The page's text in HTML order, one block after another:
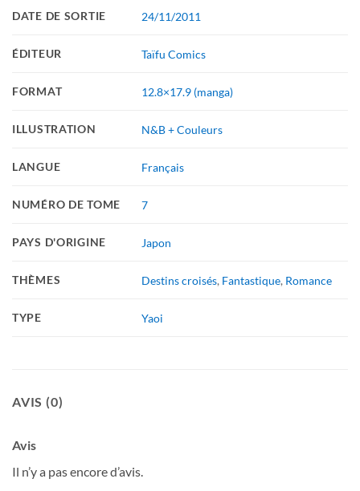
DATE DE SORTIE 24/11/2011
ÉDITEUR Taïfu Comics
FORMAT 12.8×17.9 (manga)
ILLUSTRATION N&B + Couleurs
LANGUE Français
NUMÉRO DE TOME 7
PAYS D'ORIGINE Japon
THÈMES Destins croisés, Fantastique, Romance
TYPE Yaoi
AVIS (0)
Avis
Il n’y a pas encore d’avis.